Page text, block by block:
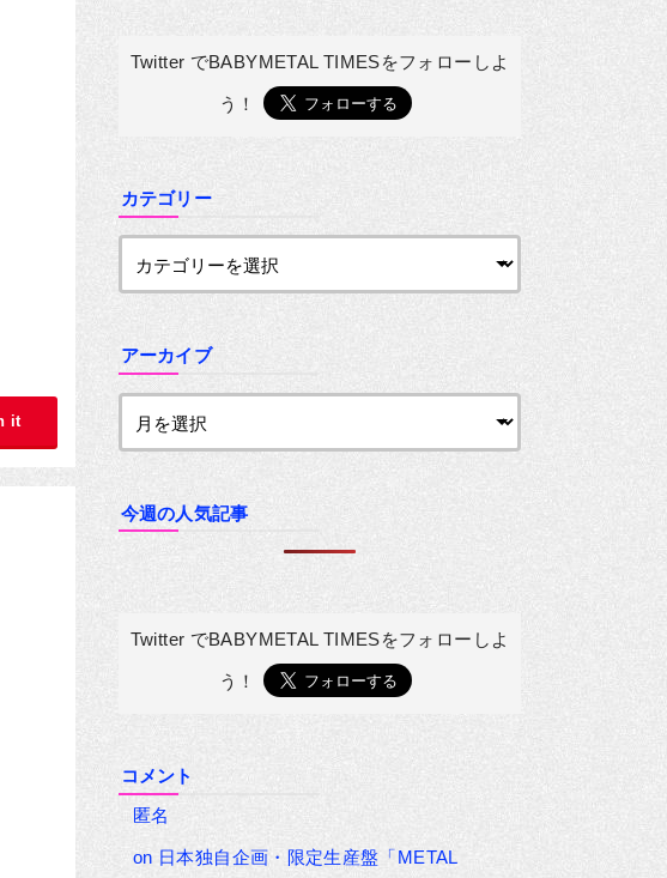
it
Twitter でBABYMETAL TIMESをフォローしよ
う！
カテゴリー
アーカイブ
今週の人気記事
Twitter でBABYMETAL TIMESをフォローしよ
う！
コメント
匿名
on 日本独自企画・限定生産盤「METAL